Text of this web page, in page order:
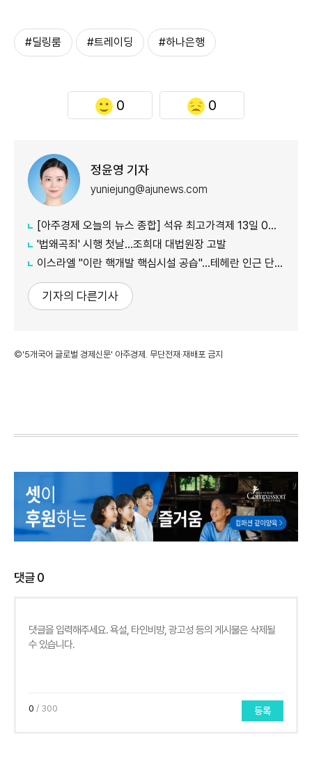
#딜링룸 #트레이딩 #하나은행
0 0
정윤영 기자
yuniejung@ajunews.com
[아주경제 오늘의 뉴스 종합] 석유 최고가격제 13일 0시부터 시행...도매가 기준 휘발유 1724원·경유 1713원 外
'법왜곡죄' 시행 첫날…조희대 대법원장 고발
이스라엘 "이란 핵개발 핵심시설 공습"…테헤란 인근 단지 타격
기자의 다른기사
©'5개국어 글로벌 경제신문' 아주경제. 무단전재·재배포 금지
댓글0
0 / 300 등록